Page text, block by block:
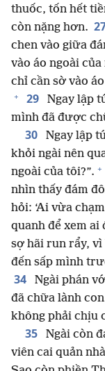
thuốc, tốn hết
còn nặng hơn.
chen vào giữa
vào áo ngoài của
chỉ cần sờ vào
+ 29
Ngay lập
mình đã được
30 Ngay lập
khỏi ngài nên
ngoài của tôi?”. +
nhìn thấy đám
hỏi: ‘Ai vừa
quanh để xem ai
sợ hãi run rẩy, vì
đến sấp mình
34 Ngài phán
đã chữa lành
không phải chịu
35
Ngài còn
viên cai quản